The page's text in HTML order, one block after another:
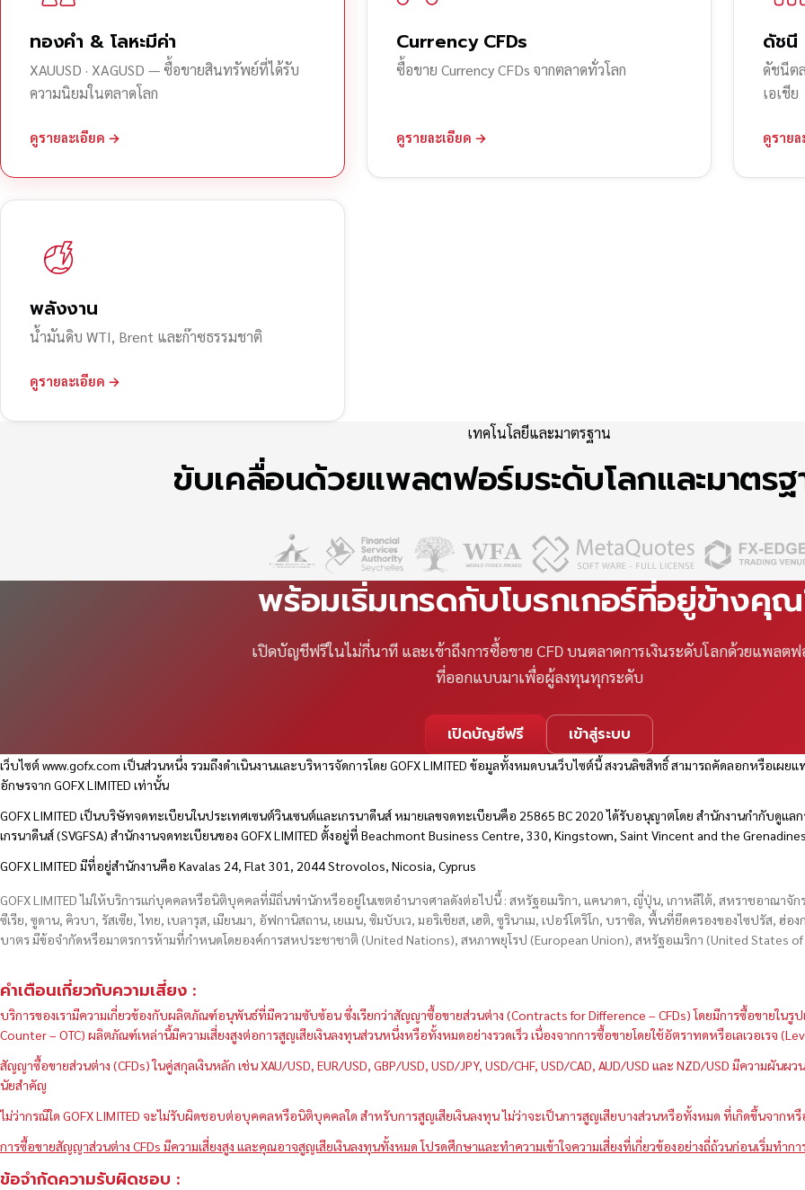
ทองคำ & โลหะมีค่า
XAUUSD · XAGUSD — ซื้อขายสินทรัพย์ที่ได้รับ
ความนิยมในตลาดโลก
ดูรายละเอียด →
Currency CFDs
ซื้อขาย Currency CFDs จากตลาดทั่วโลก
ดูรายละเอียด →
ดัชนี
ดัชนีต
เอเชีย
ดูราย
พลังงาน
น้ำมันดิบ WTI, Brent และก๊าซธรรมชาติ
ดูรายละเอียด →
เทคโนโลยีและมาตรฐาน
ขับเคลื่อนด้วยแพลตฟอร์มระดับโลกและมาตรฐ
พร้อมเริ่มเทรดกับโบรกเกอร์ที่อยู่ข้างคุ
เปิดบัญชีฟรีในไม่กี่นาที และเข้าถึงการซื้อขาย CFD บนตลาดการเงินระดับโลกด้วยแพลตฟ
ที่ออกแบบมาเพื่อผู้ลงทุนทุกระดับ
เปิดบัญชีฟรี เข้าสู่ระบบ
เว็บไซต์www.gofx.com เป็นส่วนหนึ่ง รวมถึงดำเนินงานและบริหารจัดการโดย GOFX LIMITED ข้อมูลทั้งหมดบนเว็บไซต์นี้ สงวนลิขสิทธิ์ สามารถคัดลอกหรือเผ
อักษรจาก GOFX LIMITED เท่านั้น
GOFX LIMITED เป็นบริษัทจดทะเบียนในประเทศเซนต์วินเซนต์และเกรนาดีนส์ หมายเลขจดทะเบียนคือ 25865 BC 2020 ได้รับอนุญาตโดย สำนักงานกำกับดูแล
เกรนาดีนส์ (SVGFSA) สำนักงานจดทะเบียนของ GOFX LIMITED ตั้งอยู่ที่ Beachmont Business Centre, 330, Kingstown, Saint Vincent and the Grenadines
GOFX LIMITED มีที่อยู่สำนักงานคือ Kavalas 24, Flat 301, 2044 Strovolos, Nicosia, Cyprus
GOFX LIMITED ไม่ให้บริการแก่บุคคลหรือนิติบุคคลที่มีถิ่นพำนักหรืออยู่ในเขตอำนาจศาลดังต่อไปนี้ : สหรัฐอเมริกา, แคนาดา, ญี่ปุ่น, เกาหลีใต้, สหราชอาณาจั
ซีเรีย, ซูดาน, คิวบา, รัสเซีย, ไทย, เบลารุส, เมียนมา, อัฟกานิสถาน, เยเมน, ซิมบับเว, มอริเชียส, เฮติ, ซูรินาเม, เปอร์โตริโก, บราซิล, พื้นที่ยึดครองของไซปรัส, ฮ่อ
บาตร มีข้อจำกัดหรือมาตรการห้ามที่กำหนดโดยองค์การสหประชาชาติ (United Nations), สหภาพยุโรป (European Union), สหรัฐอเมริกา (United States
คำเตือนเกี่ยวกับความเสี่ยง :
บริการของเรามีความเกี่ยวข้องกับผลิตภัณฑ์อนุพันธ์ที่มีความซับซ้อน ซึ่งเรียกว่าสัญญาซื้อขายส่วนต่าง (Contracts for Difference – CFDs) โดยมีการซื้อขายใ
Counter – OTC) ผลิตภัณฑ์เหล่านี้มีความเสี่ยงสูงต่อการสูญเสียเงินลงทุนส่วนหนึ่งหรือทั้งหมดอย่างรวดเร็ว เนื่องจากการซื้อขายโดยใช้อัตราทดหรือเลเวอเรจ
สัญญาซื้อขายส่วนต่าง (CFDs) ในคู่สกุลเงินหลัก เช่น XAU/USD, EUR/USD, GBP/USD, USD/JPY, USD/CHF, USD/CAD, AUD/USD และ NZD/USD มีความผัน
นัยสำคัญ
ไม่ว่ากรณีใด GOFX LIMITED จะไม่รับผิดชอบต่อบุคคลหรือนิติบุคคลใด สำหรับการสูญเสียเงินลงทุน ไม่ว่าจะเป็นการสูญเสียบางส่วนหรือทั้งหมด ที่เกิดขึ้นจากหรื
การซื้อขายสัญญาส่วนต่าง CFDs มีความเสี่ยงสูง และคุณอาจสูญเสียเงินลงทุนทั้งหมด โปรดศึกษาและทำความเข้าใจความเสี่ยงที่เกี่ยวข้องอย่างถี่ถ้วนก่อนเริ่มทำกา
ข้อจำกัดความรับผิดชอบ :